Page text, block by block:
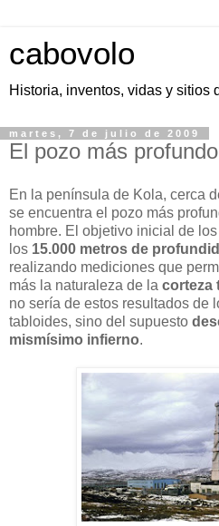
cabovolo
Historia, inventos, vidas y sitios
martes, 7 de julio de 2009
El pozo más
En la península de Kola, cerca
se encuentra el pozo más
hombre. El objetivo inicial de
los 15.000 metros de
realizando mediciones que
más la naturaleza de la corteza
no sería de estos resultados de
tabloides, sino del supuesto
mismísimo infierno.